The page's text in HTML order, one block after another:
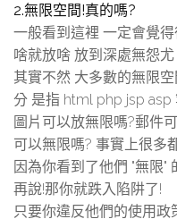
2.無限空間!真的嗎?
一般看到這裡 一定會覺
啥就放啥 放到深處無怨尤
其實不然 大多數的無限
分 是指 html php jsp asp
圖片可以放無限嗎?郵件
可以無限嗎? 事實上很多
因為你看到了他們 "無限"
再說!那你就跌入陷阱了!
只要你違反他們的使用